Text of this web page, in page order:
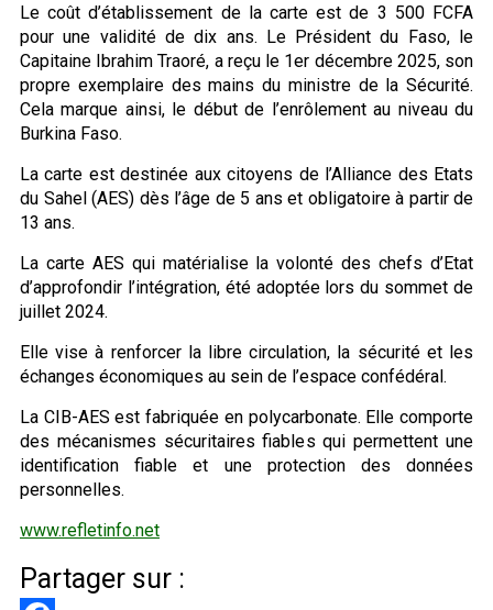
Le coût d’établissement de la carte est de 3 500 FCFA
pour une validité de dix ans. Le Président du Faso, le
Capitaine Ibrahim Traoré, a reçu le 1er décembre 2025, son
propre exemplaire des mains du ministre de la Sécurité.
Cela marque ainsi, le début de l’enrôlement au niveau du
Burkina Faso.
La carte est destinée aux citoyens de l’Alliance des Etats
du Sahel (AES) dès l’âge de 5 ans et obligatoire à partir de
13 ans.
La carte AES qui matérialise la volonté des chefs d’Etat
d’approfondir l’intégration, été adoptée lors du sommet de
juillet 2024.
Elle vise à renforcer la libre circulation, la sécurité et les
échanges économiques au sein de l’espace confédéral.
La CIB-AES est fabriquée en polycarbonate. Elle comporte
des mécanismes sécuritaires fiables qui permettent une
identification fiable et une protection des données
personnelles.
www.refletinfo.net
Partager sur :